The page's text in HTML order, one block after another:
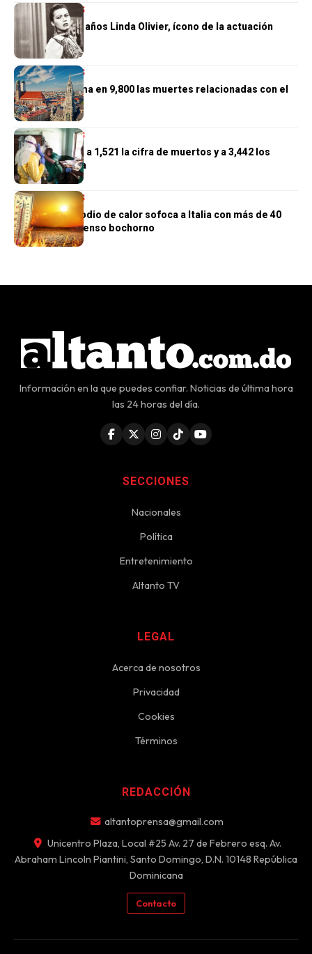
INTERNACIONALES
Muere a los 97 años Linda Olivier, ícono de la actuación
venezolana
INTERNACIONALES
Alemania estima en 9,800 las muertes relacionadas con el
calor
INTERNACIONALES
El Congo eleva a 1,521 la cifra de muertos y a 3,442 los
casos de ébola
INTERNACIONALES
Un nuevo episodio de calor sofoca a Italia con más de 40
grados y un intenso bochorno
Información en la que puedes confiar. Noticias de última hora
las 24 horas del día.
SECCIONES
Nacionales
Política
Entretenimiento
Altanto TV
LEGAL
Acerca de nosotros
Privacidad
Cookies
Términos
REDACCIÓN
altantoprensa@gmail.com
Unicentro Plaza, Local #25 Av. 27 de Febrero esq. Av.
Abraham Lincoln Piantini, Santo Domingo, D.N. 10148 República
Dominicana
Contacto